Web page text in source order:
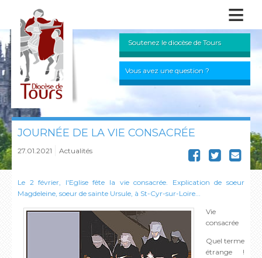
≡
Soutenez le diocèse de Tours
Vous avez une question ?
JOURNÉE DE LA VIE CONSACRÉE
27.01.2021 Actualités
Le 2 février, l'Eglise fête la vie consacrée. Explication de soeur
Magdeleine, soeur de sainte Ursule, à St-Cyr-sur-Loire...
Vie
consacrée
Quel terme
étrange !